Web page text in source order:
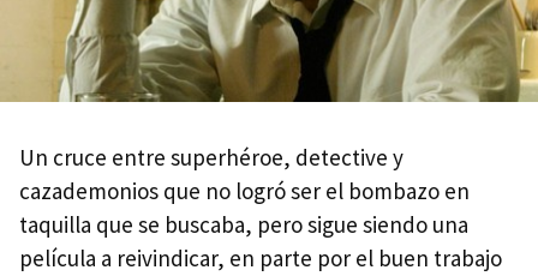
Un cruce entre superhéroe, detective y
cazademonios que no logró ser el bombazo en
taquilla que se buscaba, pero sigue siendo una
película a reivindicar, en parte por el buen trabajo